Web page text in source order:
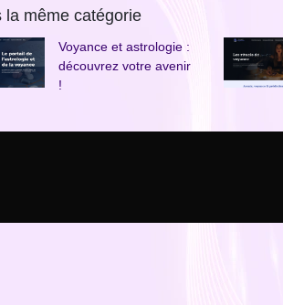
la même catégorie
Voyance et astrologie :
découvrez votre avenir
!